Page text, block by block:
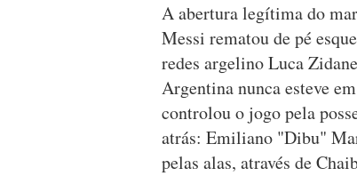
A abertura legítima do
Messi rematou de pé
redes argelino Luca
Argentina nunca esteve
controlou o jogo pela
atrás: Emiliano "Dibu"
pelas alas, através de